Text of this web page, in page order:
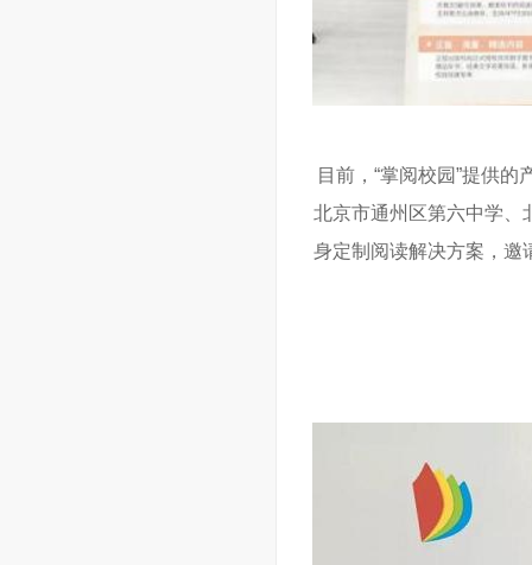
目前，“掌阅校园”提供
北京市通州区第六中学、
身定制阅读解决方案，邀